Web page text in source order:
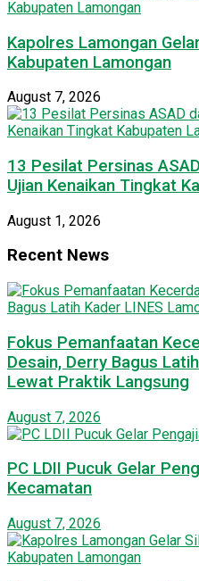
Kapolres Lamongan
Kabupaten Lamongan
August 7, 2026
13 Pesilat Persinas
Ujian Kenaikan Tingkat
August 1, 2026
Recent News
Fokus Pemanfaatan
Desain, Derry Bagus
Lewat Praktik Langsung
August 7, 2026
PC LDII Pucuk Gelar
Kecamatan
August 7, 2026